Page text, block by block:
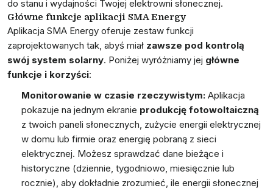
do stanu i wydajności Twojej elektrowni słonecznej.
Główne funkcje aplikacji SMA Energy
Aplikacja SMA Energy oferuje zestaw funkcji
zaprojektowanych tak, abyś miał zawsze pod kontrolą
swój system solarny. Poniżej wyróżniamy jej główne
funkcje i korzyści:
Monitorowanie w czasie rzeczywistym: Aplikacja
pokazuje na jednym ekranie produkcję fotowoltaiczną
z twoich paneli słonecznych, zużycie energii elektrycznej
w domu lub firmie oraz energię pobraną z sieci
elektrycznej. Możesz sprawdzać dane bieżące i
historyczne (dziennie, tygodniowo, miesięcznie lub
rocznie), aby dokładnie zrozumieć, ile energii słonecznej